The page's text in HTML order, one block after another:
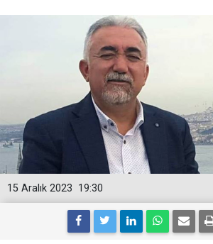
19:30
15 Aralık 2023